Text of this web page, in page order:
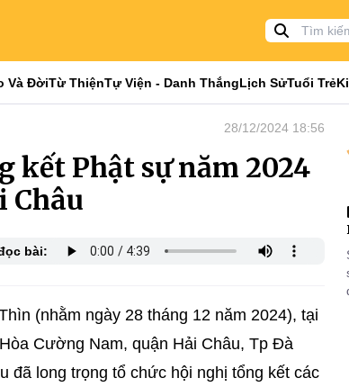
Và ĐờiTừ ThiệnTự Viện - Danh ThắngLịch SửTuổi Trẻ
28/12/2024 18:56
kết Phật sự năm 2024
Châu
bài:
(nhằm ngày 28 tháng 12 năm 2024), tại
Cường Nam, quận Hải Châu, Tp Đà
đã long trọng tổ chức hội nghị tổng kết các